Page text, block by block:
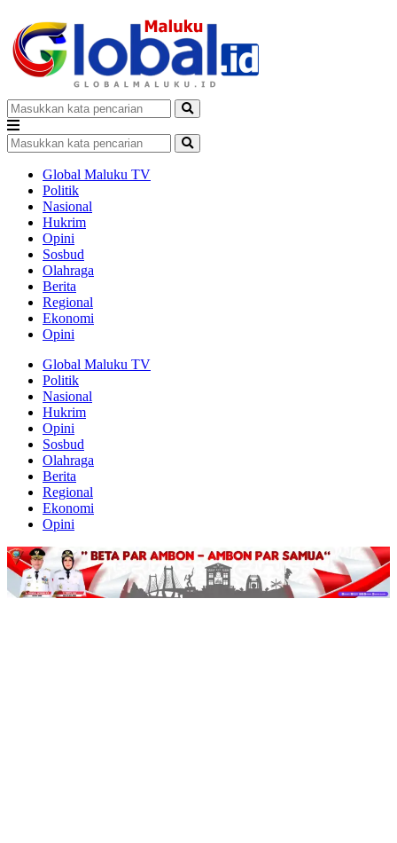
Global Maluku TV
Politik
Nasional
Hukrim
Opini
Sosbud
Olahraga
Berita
Regional
Ekonomi
Opini
Global Maluku TV
Politik
Nasional
Hukrim
Opini
Sosbud
Olahraga
Berita
Regional
Ekonomi
Opini